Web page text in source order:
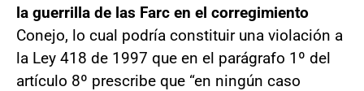
la guerrilla de las Farc en el corregimiento
Conejo, lo cual podría constituir una violación a
la Ley 418 de 1997 que en el parágrafo 1º del
artículo 8º prescribe que “en ningún caso